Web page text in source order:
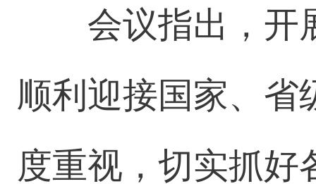
会议指出，开
顺利迎接国家、省
度重视，切实抓好